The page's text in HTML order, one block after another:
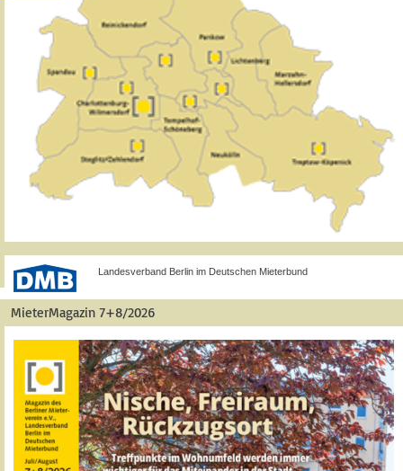
Landesverband Berlin im Deutschen Mieterbund
MieterMagazin 7+8/2026